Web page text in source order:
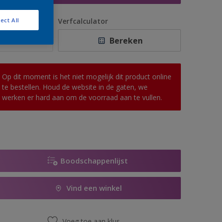
Verfcalculator
Bereken
Op dit moment is het niet mogelijk dit product online
te bestellen. Houd de website in de gaten, we
werken er hard aan om de voorraad aan te vullen.
Boodschappenlijst
Vind een winkel
All